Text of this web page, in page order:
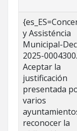
Tots
els
registres
y Assisténcia
Municipal-
2025-0004300.
Aceptar la
justificación
presentada
varios
reconocer la